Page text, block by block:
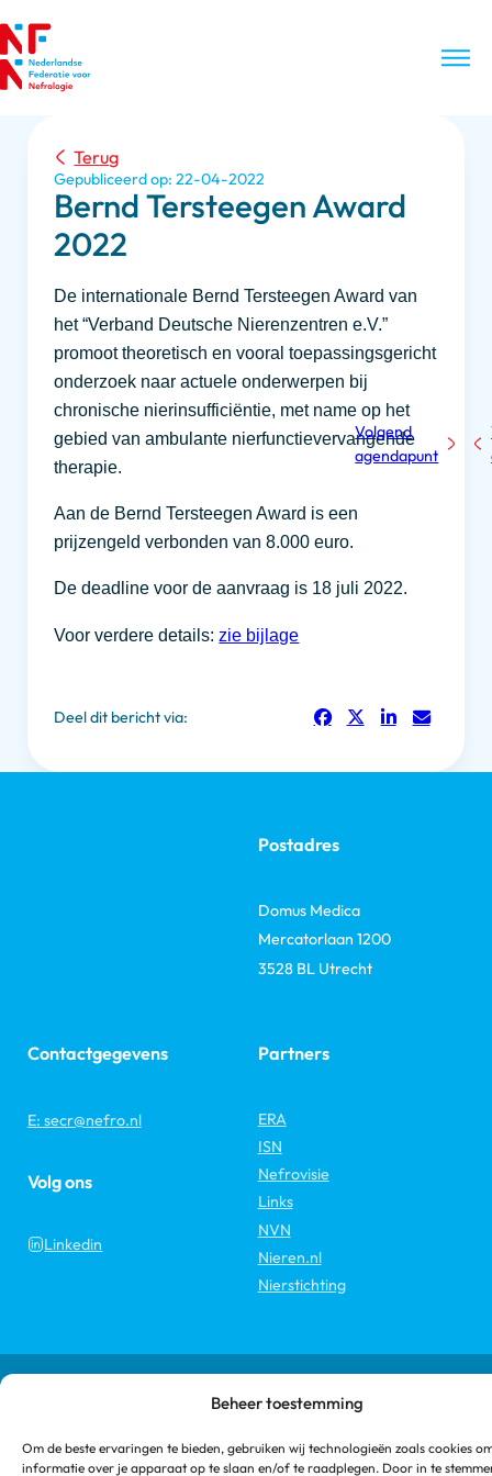
Beheer toestemming
Om de beste ervaringen te bieden, gebruiken wij technologieën zoals cookies
informatie over je apparaat op te slaan en/of te raadplegen. Door in te
Terug
Gepubliceerd op: 22-04-2022
Bernd Tersteegen Award
2022
De internationale Bernd Tersteegen Award van
het “Verband Deutsche Nierenzentren e.V.”
promoot theoretisch en vooral toepassingsgericht
onderzoek naar actuele onderwerpen bij
chronische nierinsufficiëntie, met name op het
gebied van ambulante nierfunctievervangende
therapie.
Aan de Bernd Tersteegen Award is een
prijzengeld verbonden van 8.000 euro.
De deadline voor de aanvraag is 18 juli 2022.
Voor verdere details:zie bijlage
Deel dit bericht via:
Volgend
agendapunt
Postadres
Domus Medica
Mercatorlaan 1200
3528 BL Utrecht
Contactgegevens
E: secr@nefro.nl
Volg ons
Linkedin
Partners
ERA
ISN
Nefrovisie
Links
NVN
Nieren.nl
Nierstichting
Copyright 2026 © Nederlandse Federatie voor Nefrologie
Een productie van